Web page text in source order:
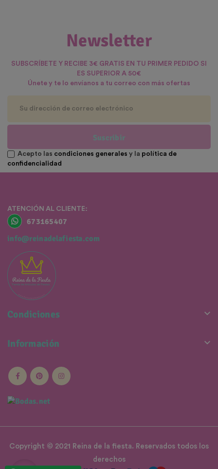
Newsletter
SUBSCRÍBETE Y RECIBE 3€ GRATIS EN TU PRIMER PEDIDO SI
ES SUPERIOR A 50€
Únete y te lo envíanos a tu correo con más ofertas
Suscribir
Acepto las condiciones generales y la política de
confidencialidad
ATENCIÓN AL CLIENTE:
673165407
info@reinadelafiesta.com
Condiciones 
Información 
Copyright © 2021 Reina de la fiesta. Reservados todos los
derechos